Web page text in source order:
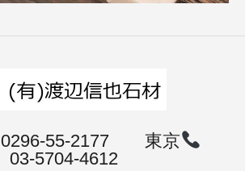
0296-55-2177 東京
03-5704-4612